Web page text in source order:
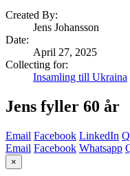
Created By:
Jens Johansson
Date:
April 27, 2025
Collecting for:
Insamling till Ukraina
Jens fyller 60 år
Email Facebook LinkedIn
Email Facebook Whatsapp
×